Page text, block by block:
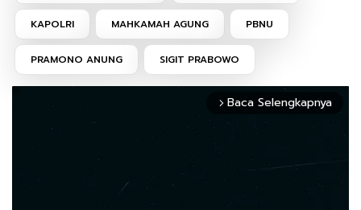
KAPOLRI MAHKAMAH AGUNG PBNU
PRAMONO ANUNG SIGIT PRABOWO
arrow_forward_ios Baca Selengkapnya